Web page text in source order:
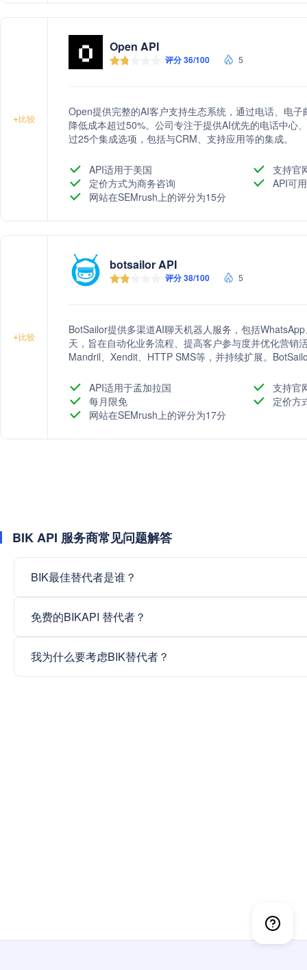
+比较
Open API
评分 36/100 5
Open提供完整的AI客户支持生态系统，通过电话、电
降低成本超过50%。公司专注于提供AI优先的电话中心
过25个集成选项，包括与CRM、支持应用等的集成。
API适用于美国
支持官
定价方式为商务咨询
API可
网站在SEMrush上的评分为15分
+比较
botsailor API
评分 38/100 5
BotSailor提供多渠道AI聊天机器人服务，包括
天，旨在自动化业务流程、提高客户参与度并优化营销
Mandril、Xendit、HTTP SMS等，并持续扩展。
API适用于孟加拉国
支持官
每月限免
定价方
网站在SEMrush上的评分为17分
BIK API 服务商常见问题解答
BIK最佳替代者是谁？
免费的BIKAPI 替代者？
我为什么要考虑BIK替代者？